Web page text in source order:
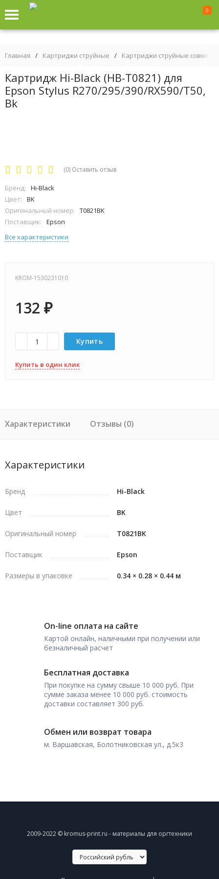
0
Главная / Картриджи струйные / Картриджи струйные
Картридж Hi-Black (HB-T0821) для
Epson Stylus R270/295/390/RX590/T50,
Bk
(0) Оставить отзыв
Бренд:
Hi-Black
Цвет:
BK
Оригинальный номер:
T0821BK
Поставщик:
Epson
Все характеристики
KROM-1530231010
132 ₽
Купить
Купить в один клик
Характеристики Отзывы (0)
Характеристики
Бренд Hi-Black
Цвет BK
Оригинальный номер T0821BK
Поставщик Epson
Размеры в упаковке 0.34 × 0.28 × 0.44 м
On-line оплата на сайте
Картой онлайн, наличными при получении или
безналичный расчет
Бесплатная доставка
При покупке на сумму свыше 10 000 руб. При
сумме заказа менее 10 000 руб. стоимость
доставки составляет 300 руб.
Обмен или возврат товара
м. Варшавская, Болотниковская ул., д.5к3
2009-2022 © kromus-print.ru - материалы для оргтехники